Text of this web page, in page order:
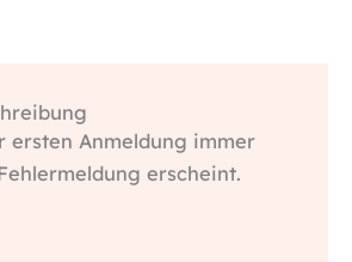
ersten Anmeldung immer
erscheint.